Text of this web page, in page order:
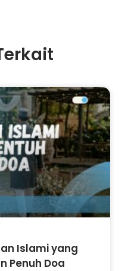
Islami yang
Penuh Doa